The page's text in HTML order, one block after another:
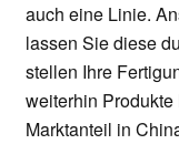
auch eine Linie.
lassen Sie diese
stellen Ihre
weiterhin
Marktanteil in